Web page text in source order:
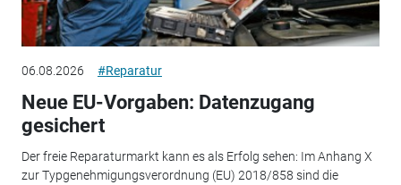
06.08.2026 #Reparatur
Neue EU-Vorgaben: Datenzugang
gesichert
Der freie Reparaturmarkt kann es als Erfolg sehen: Im Anhang X
zur Typgenehmigungsverordnung (EU) 2018/858 sind die